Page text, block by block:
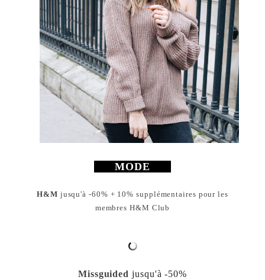
MODE
H&M jusqu'à -60% + 10% supplémentaires pour les
membres H&M Club
Missguided jusqu'à -50%